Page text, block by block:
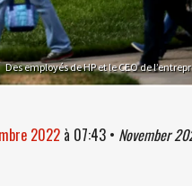
Des employés de HP et le CEO de
2022 à 07:43 • November